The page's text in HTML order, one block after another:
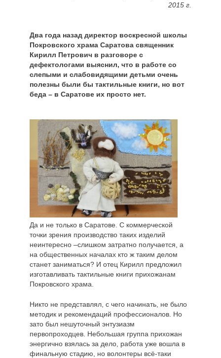
2015 г.
Два года назад директор воскресной школы
Покровского храма Саратова священник
Кирилл Петрович в разговоре с
дефектологами выяснил, что в работе со
слепыми и слабовидящими детьми очень
полезны были бы тактильные книги, но вот
беда – в Саратове их просто нет.
Да и не только в Саратове. С коммерческой
точки зрения производство таких изделий
неинтересно –слишком затратно получается, а
на общественных началах кто ж таким делом
станет заниматься? И отец Кирилл предложил
изготавливать тактильные книги прихожанам
Покровского храма.
Никто не представлял, с чего начинать, не было
методик и рекомендаций профессионалов. Но
зато был нешуточный энтузиазм
первопроходцев. Небольшая группа прихожан
энергично взялась за дело, работа уже вошла в
финальную стадию, но волонтеры всё-таки